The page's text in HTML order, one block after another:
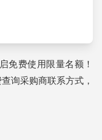
免费使用限量名额！
询采购商联系方式，